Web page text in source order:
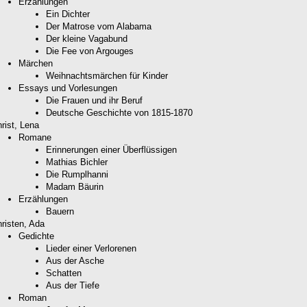
Ein Dichter
Der Matrose vom Alabama
Der kleine Vagabund
Die Fee von Argouges
Märchen
Weihnachtsmärchen für Kinder
Essays und Vorlesungen
Die Frauen und ihr Beruf
Deutsche Geschichte von 1815-1870
Lena
Romane
Erinnerungen einer Überflüssigen
Mathias Bichler
Die Rumplhanni
Madam Bäurin
Erzählungen
Bauern
Ada
Gedichte
Lieder einer Verlorenen
Aus der Asche
Schatten
Aus der Tiefe
Roman